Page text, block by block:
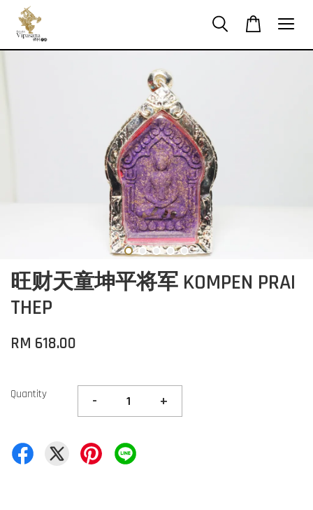
旺财天童坤平将军 KOMPEN PRAI
THEP
RM 618.00
Quantity - +